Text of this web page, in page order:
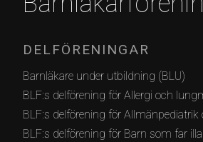
DELFÖRENINGAR
Barnläkare under utbildning (BLU)
BLF:s delförening för Allergi och
BLF:s delförening för Allmänpediatrik
BLF:s delförening för Barn som far illa